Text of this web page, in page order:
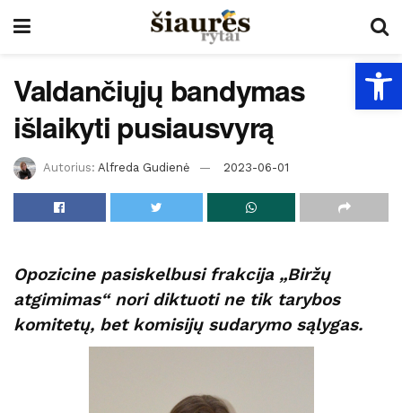
Valdančiųjų bandymas
išlaikyti pusiausvyrą
Autorius: Alfreda Gudienė 2023-06-01
Opozicine pasiskelbusi frakcija „Biržų
atgimimas“ nori diktuoti ne tik tarybos
komitetų, bet komisijų sudarymo sąlygas.